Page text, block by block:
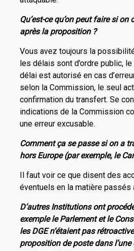
Qu’est-ce qu’on peut faire si on
après la proposition ?
Vous avez toujours la
les délais sont d’ordre public,
délai est autorisé en cas
selon la Commission, le seul
confirmation du transfert. Se
indications de la Commission
une erreur excusable.
Comment ça se passe si on a
hors Europe (par exemple, le
Il faut voir ce que disent des
éventuels en la matière passés
D’autres Institutions ont
exemple le Parlement et le
les DGE n’étaient pas
proposition de poste dans